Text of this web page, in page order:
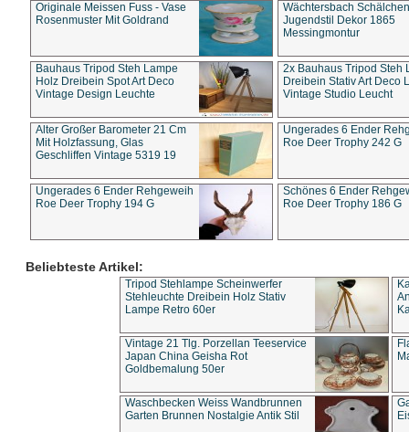
Originale Meissen Fuss - Vase
Rosenmuster Mit Goldrand
Wächtersbach Schälchen
Jugendstil Dekor 1865
Messingmontur
Bauhaus Tripod Steh Lampe
Holz Dreibein Spot Art Deco
Vintage Design Leuchte
2x Bauhaus Tripod Steh
Dreibein Stativ Art Deco
Vintage Studio Leucht
Alter Großer Barometer 21 Cm
Mit Holzfassung, Glas
Geschliffen Vintage 5319 19
Ungerades 6 Ender
Roe Deer Trophy 242 G
Ungerades 6 Ender Rehgeweih
Roe Deer Trophy 194 G
Schönes 6 Ender
Roe Deer Trophy 186 G
Beliebteste Artikel:
Tripod Stehlampe Scheinwerfer
Stehleuchte Dreibein Holz Stativ
Lampe Retro 60er
Vintage 21 Tlg. Porzellan Teeservice
Japan China Geisha Rot
Goldbemalung 50er
Waschbecken Weiss Wandbrunnen
Garten Brunnen Nostalgie Antik Stil